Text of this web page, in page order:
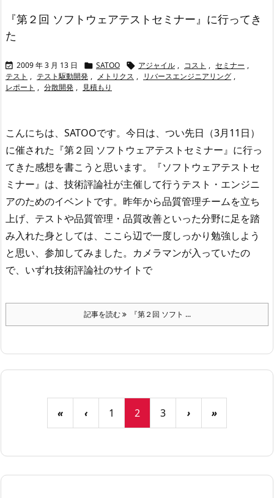
『第２回 ソフトウェアテストセミナー』に行ってき
た
 2009 年 3 月 13 日  SATOO  アジャイル , コスト , セミナー ,
テスト , テスト駆動開発 , メトリクス , リバースエンジニアリング ,
レポート , 分散開発 , 見積もり
こんにちは、SATOOです。 今日は、つい先日（3月11日）
に催された『第２回 ソフトウェアテストセミナー』に行っ
てきた感想を書こうと思います。
『ソフトウェアテストセ
ミナー』は、技術評論社が主催して行うテスト・エンジニ
アのためのイベントです。 昨年から品質管理チームを立ち
上げ、テストや品質管理・品質改善といった分野に足を踏
み入れた身としては、ここら辺で一度しっかり勉強しよう
と思い、参加してみました。 カメラマンが入っていたの
で、いずれ技術評論社のサイトで
記事を読む 『第２回 ソフト ...
« ‹ 1 2 3 › »